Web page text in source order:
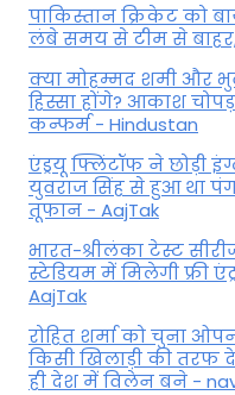
पाकिस्तान क्रिकेट को
लंबे समय से टीम से बाहर,
क्या मोहम्मद शमी और
हिस्सा होंगे? आकाश
कन्फर्म - Hindustan
एंड्रयू फ्लिंटॉफ ने छोड़ी
युवराज सिंह से हुआ था
तूफान - AajTak
भारत-श्रीलंका टेस्ट
स्टेडियम में मिलेगी फ्री
AajTak
रोहित शर्मा को चुना
किसी खिलाड़ी की तरफ
ही देश में विलेन बने -